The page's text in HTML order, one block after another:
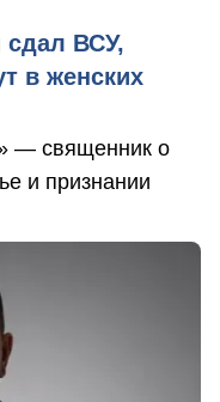
ВСУ,
в женских
— священник о
и признании